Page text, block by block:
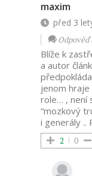
maxim
před 3
Blíže k
a autor
jenom hraje
role… , není
“mozkový
i generály ..
2 0